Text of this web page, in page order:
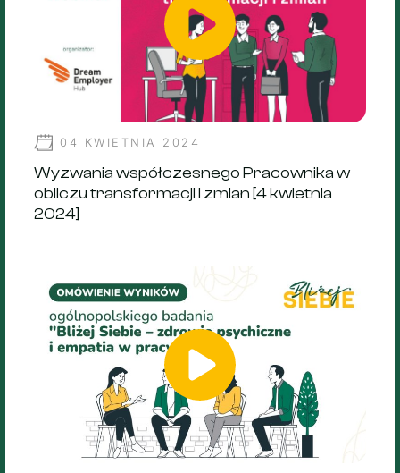
04 KWIETNIA 2024
Wyzwania współczesnego Pracownika w
obliczu transformacji i zmian [4 kwietnia
2024]